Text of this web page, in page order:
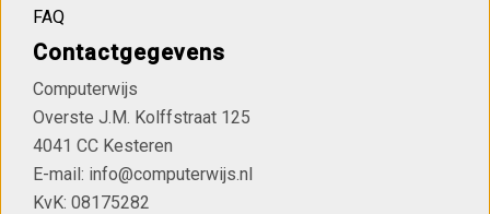
FAQ
Contactgegevens
Computerwijs
Overste J.M. Kolffstraat 125
4041 CC Kesteren
E-mail: info@computerwijs.nl
KvK: 08175282